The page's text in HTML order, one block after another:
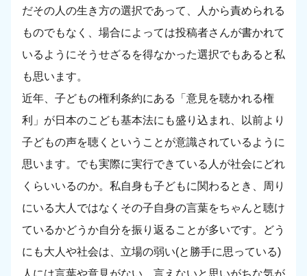
だその人の生き方の選択であって、人から責められる
ものでもなく、場合によっては投稿者さんが書かれて
いるようにそうせざるを得なかった選択でもあると私
も思います。
近年、子どもの権利条約にある「意見を聴かれる権
利」が日本のこども基本法にも盛り込まれ、以前より
子どもの声を聴くということが意識されているように
思います。でも実際に実行できている人が社会にどれ
くらいいるのか。私自身も子どもに関わるとき、周り
にいる大人ではなくその子自身の言葉をちゃんと聴け
ているかどうか自分を振り返ることが多いです。どう
にも大人や社会は、立場の弱い(と勝手に思っている)